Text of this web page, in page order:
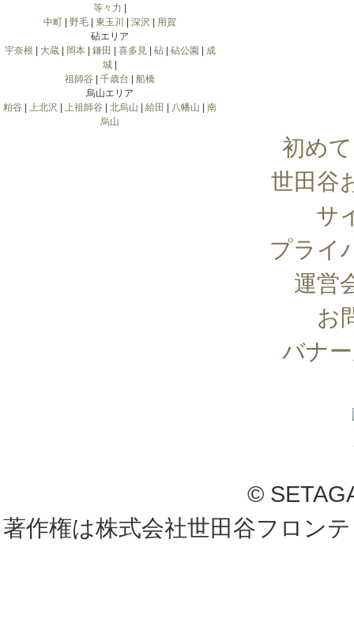
等々力
中町
野毛 東玉川 深沢
用賀
砧エリア
宇奈根
大蔵| 岡本| 鎌田 喜多見| 砧| 砧公園
成
城
祖師谷
千歳台
船橋
烏山エリア
粕谷
上北沢 上祖師谷 北烏山 給田 八幡山
南
烏山
初め
世田谷
サ
プライ
運営
お
バナ
©
著作権は株式会社世田谷フロン